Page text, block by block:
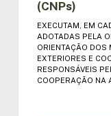
X REUNIÃO
| RESOL.
XI REUNIÃO
(CNPs)
EXECUTAM, EM
ADOTADAS PELA
ORIENTAÇÃO DOS
EXTERIORES E
RESPONSÁVEIS
COOPERAÇÃO NA